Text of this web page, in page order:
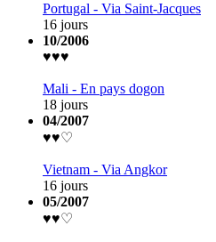
Portugal - Via Saint-Jacques
16 jours
10/2006
♥♥♥
Mali - En pays dogon
18 jours
04/2007
♥♥♡
Vietnam - Via Angkor
16 jours
05/2007
♥♥♡